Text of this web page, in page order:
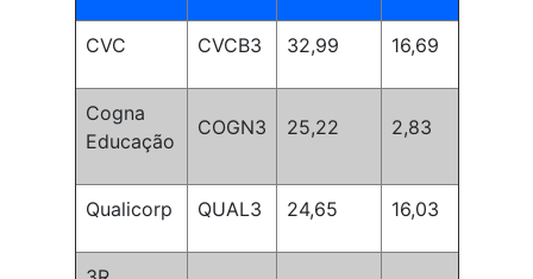
CVC CVCB3 32,99 16,69
Cogna
Educação
COGN3 25,22 2,83
Qualicorp QUAL3 24,65 16,03